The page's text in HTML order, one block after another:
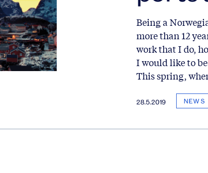
Being a
more than 12
work that I do,
I would like to
This spring,
28.5.2019 NEWS